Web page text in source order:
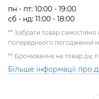
пн - пт: 10:00 - 19:00
сб - нд: 11:00 - 18:00
** Забрати товар самостійно
попереднього погодження
** Бронювання на товар діє
Більше інформації про